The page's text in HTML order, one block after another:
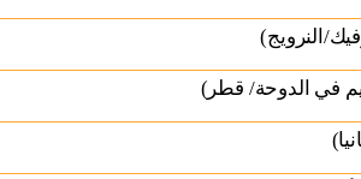
النرويج)
في الدوحة/ قطر)